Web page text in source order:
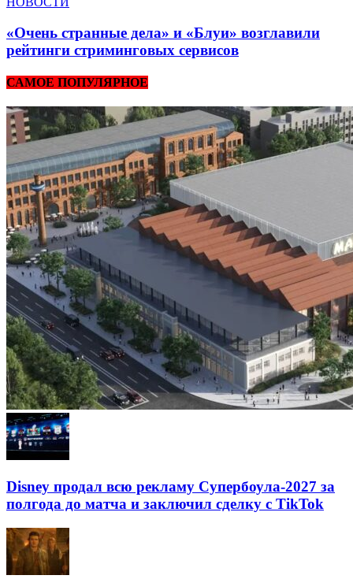
«Очень странные дела» и «Блуи» возглавили
рейтинги стриминговых сервисов
САМОЕ ПОПУЛЯРНОЕ
Disney продал всю рекламу Супербоула-2027 за
полгода до матча и заключил сделку с TikTok